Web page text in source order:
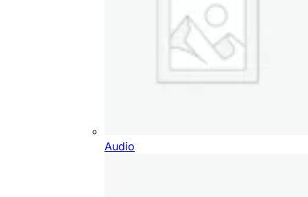
Audio